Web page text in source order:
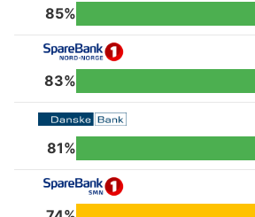
85%
83%
81%